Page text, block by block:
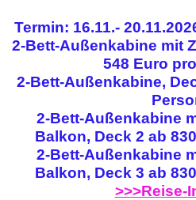
Termin: 16.11.-
2-Bett-Außenkabine mit
548 Euro
2-Bett-Außenkabine,
2-Bett-Außenkabine
Balkon, Deck 2 ab
2-Bett-Außenkabine
Balkon, Deck 3 ab
>>>Reise-